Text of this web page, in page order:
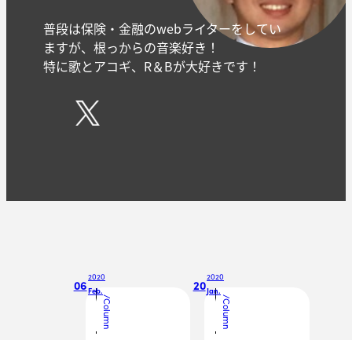
普段は保険・金融のwebライターをしてい
ますが、根っからの音楽好き！
特に歌とアコギ、R＆Bが大好きです！
06
2020
Feb./
Column
20
2020
Jan./
Column